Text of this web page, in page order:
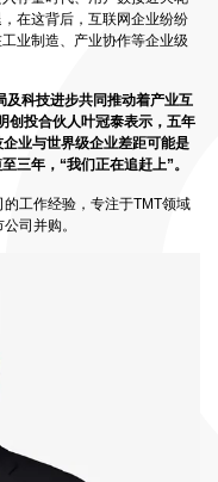
在这背后，互联网企业纷纷
业制造、产业协作等企业级
及科技进步共同推动着产业互
创投合伙人叶冠泰表示，五年
业与世界级企业差距可能是
三年，“我们正在追赶上”。
工作经验，专注于TMT领域
司并购。